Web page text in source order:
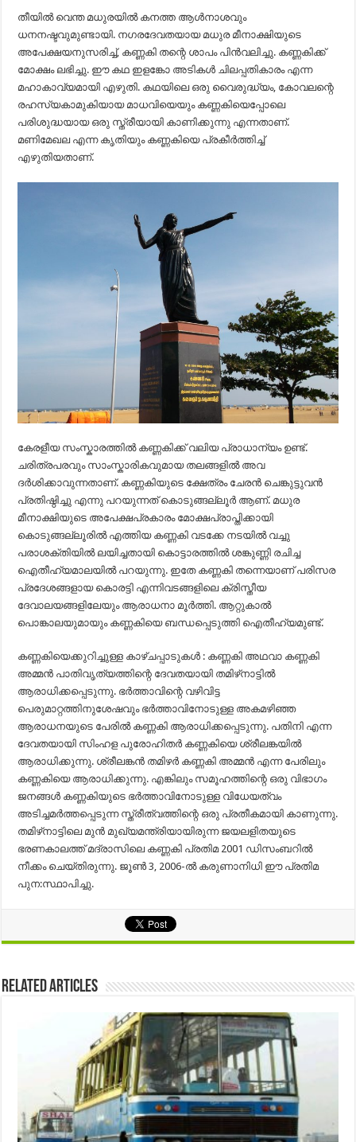
തീയിൽ വെന്ത മധുരയിൽ കനത്ത ആൾനാശവും
ധനനഷ്ടവുമുണ്ടായി. നഗരദേവതയായ മധുര മീനാക്ഷിയുടെ
അപേക്ഷയനുസരിച്ച്, കണ്ണകി തന്റെ ശാപം പിൻ‌വലിച്ചു. കണ്ണകിക്ക്
മോക്ഷം ലഭിച്ചു. ഈ കഥ ഇളങ്കോ അടികൾ ചിലപ്പതികാരം എന്ന
മഹാകാവ്യമായി എഴുതി. കഥയിലെ ഒരു വൈരുദ്ധ്യം, കോവലന്റെ
രഹസ്യകാമുകിയായ മാധവിയെയും കണ്ണകിയെപ്പോലെ
പരിശുദ്ധയായ ഒരു സ്ത്രീയായി കാണിക്കുന്നു എന്നതാണ്.
മണിമേഖല എന്ന കൃതിയും കണ്ണകിയെ പ്രകീർത്തിച്ച്
എഴുതിയതാണ്.
കേരളീയ സംസ്കാരത്തിൽ കണ്ണകിക്ക് വലിയ പ്രാധാന്യം ഉണ്ട്.
ചരിത്രപരവും സാംസ്കാരികവുമായ തലങ്ങളിൽ അവ
ദർശിക്കാവുന്നതാണ്. കണ്ണകിയുടെ ക്ഷേത്രം ചേരൻ ചെങ്കുട്ടുവൻ
പ്രതിഷ്ഠിച്ചു എന്നു പറയുന്നത് കൊടുങ്ങല്ലൂർ ആണ്. മധുര
മീനാക്ഷിയുടെ അപേക്ഷപ്രകാരം മോക്ഷപ്രാപ്തിക്കായി
കൊടുങ്ങല്ലൂരിൽ എത്തിയ കണ്ണകി വടക്കേ നടയിൽ വച്ചു
പരാശക്തിയിൽ ലയിച്ചതായി കൊട്ടാരത്തിൽ ശങ്കുണ്ണി രചിച്ച
ഐതീഹ്യമാലയിൽ പറയുന്നു. ഇതേ കണ്ണകി തന്നെയാണ് പരിസര
പ്രദേശങ്ങളായ കൊരട്ടി എന്നിവടങ്ങളിലെ ക്രിസ്തീയ
ദേവാലയങ്ങളിലേയും ആരാധനാ മൂർത്തി. ആറ്റുകാൽ
പൊങ്കാലയുമായും കണ്ണകിയെ ബന്ധപ്പെടുത്തി ഐതീഹ്യമുണ്ട്.
കണ്ണകിയെക്കുറിച്ചുള്ള കാഴ്ചപ്പാടുകൾ : കണ്ണകി അഥവാ കണ്ണകി
അമ്മൻ പാതിവൃത്യത്തിന്റെ ദേവതയായി തമിഴ്‌നാട്ടിൽ
ആരാധിക്കപ്പെടുന്നു. ഭർത്താവിന്റെ വഴിവിട്ട
പെരുമാറ്റത്തിനുശേഷവും ഭർത്താവിനോടുള്ള അകമഴിഞ്ഞ
ആരാധനയുടെ പേരിൽ കണ്ണകി ആരാധിക്കപ്പെടുന്നു. പതിനി എന്ന
ദേവതയായി സിംഹള പുരോഹിതർ കണ്ണകിയെ ശ്രീലങ്കയിൽ
ആരാധിക്കുന്നു. ശ്രീലങ്കൻ തമിഴർ കണ്ണകി അമ്മൻ എന്ന പേരിലും
കണ്ണകിയെ ആരാധിക്കുന്നു. എങ്കിലും സമൂഹത്തിന്റെ ഒരു വിഭാഗം
ജനങ്ങൾ കണ്ണകിയുടെ ഭർത്താവിനോടുള്ള വിധേയത്വം
അടിച്ചമർത്തപ്പെടുന്ന സ്ത്രീത്വത്തിന്റെ ഒരു പ്രതീകമായി കാണുന്നു.
തമിഴ്‌നാട്ടിലെ മുൻ മുഖ്യമന്ത്രിയായിരുന്ന ജയലളിതയുടെ
ഭരണകാലത്ത് മദ്രാസിലെ കണ്ണകി പ്രതിമ 2001 ഡിസംബറിൽ
നീക്കം ചെയ്തിരുന്നു. ജൂൺ 3, 2006-ൽ കരുണാനിധി ഈ പ്രതിമ
പുന:സ്ഥാപിച്ചു.
Related Articles